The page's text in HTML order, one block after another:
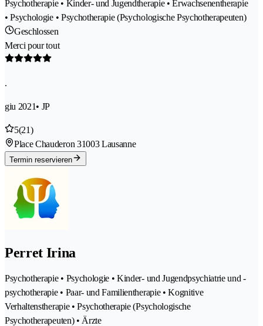
Psychotherapie • Kinder- und Jugendtherapie • Erwachsenentherapie
• Psychologie • Psychotherapie (Psychologische Psychotherapeuten)
Geschlossen
Merci pour tout
.
giu 2021• JP
5(21)
Place Chauderon 31003 Lausanne
Termin reservieren
Perret Irina
Psychotherapie • Psychologie • Kinder- und Jugendpsychiatrie und -
psychotherapie • Paar- und Familientherapie • Kognitive
Verhaltenstherapie • Psychotherapie (Psychologische
Psychotherapeuten) • Ärzte